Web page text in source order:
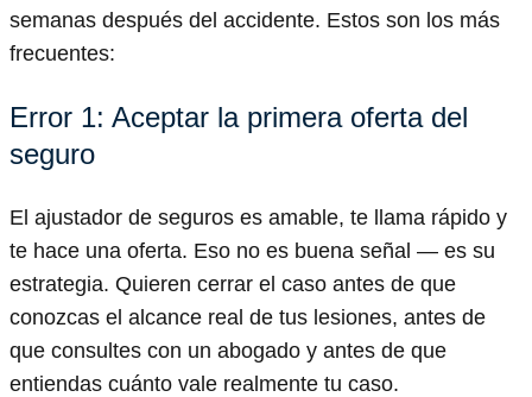
semanas después del accidente. Estos son los más
frecuentes:
Error 1: Aceptar la primera oferta del
seguro
El ajustador de seguros es amable, te llama rápido y
te hace una oferta. Eso no es buena señal — es su
estrategia. Quieren cerrar el caso antes de que
conozcas el alcance real de tus lesiones, antes de
que consultes con un abogado y antes de que
entiendas cuánto vale realmente tu caso.